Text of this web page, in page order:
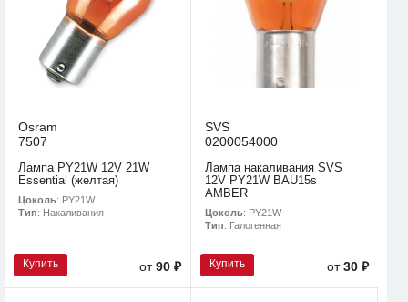
Osram
7507
Лампа PY21W 12V 21W
Essential (желтая)
Цоколь: PY21W
Тип: Накаливания
Купить от90 ₽
SVS
0200054000
Лампа накаливания SVS
12V PY21W BAU15s
AMBER
Цоколь: PY21W
Тип: Галогенная
Купить от30 ₽